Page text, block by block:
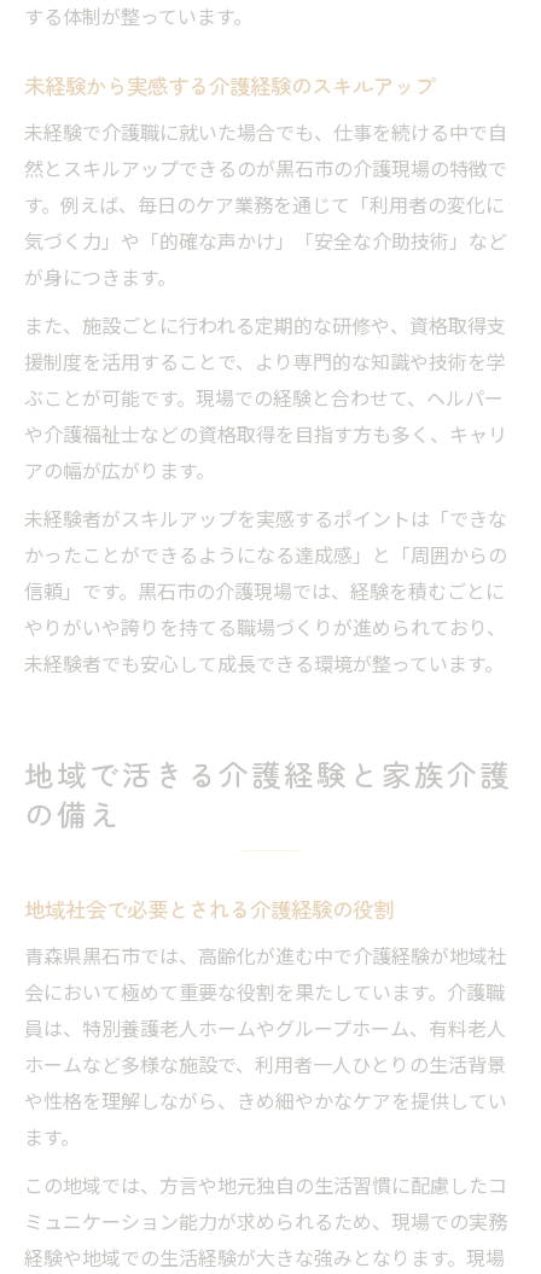
する体制が整っています。
未経験から実感する介護経験のスキルアップ
未経験で介護職に就いた場合でも、仕事を続ける中で自
然とスキルアップできるのが黒石市の介護現場の特徴で
す。例えば、毎日のケア業務を通じて「利用者の変化に
気づく力」や「的確な声かけ」「安全な介助技術」など
が身につきます。
また、施設ごとに行われる定期的な研修や、資格取得支
援制度を活用することで、より専門的な知識や技術を学
ぶことが可能です。現場での経験と合わせて、ヘルパー
や介護福祉士などの資格取得を目指す方も多く、キャリ
アの幅が広がります。
未経験者がスキルアップを実感するポイントは「できな
かったことができるようになる達成感」と「周囲からの
信頼」です。黒石市の介護現場では、経験を積むごとに
やりがいや誇りを持てる職場づくりが進められており、
未経験者でも安心して成長できる環境が整っています。
地域で活きる介護経験と家族介護
の備え
地域社会で必要とされる介護経験の役割
青森県黒石市では、高齢化が進む中で介護経験が地域社
会において極めて重要な役割を果たしています。介護職
員は、特別養護老人ホームやグループホーム、有料老人
ホームなど多様な施設で、利用者一人ひとりの生活背景
や性格を理解しながら、きめ細やかなケアを提供してい
ます。
この地域では、方言や地元独自の生活習慣に配慮したコ
ミュニケーション能力が求められるため、現場での実務
経験や地域での生活経験が大きな強みとなります。現場